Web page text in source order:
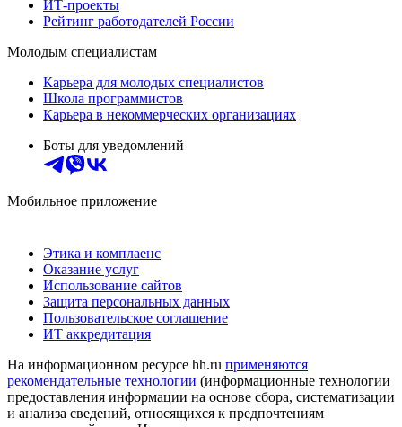
ИТ-проекты
Рейтинг работодателей России
Молодым специалистам
Карьера для молодых специалистов
Школа программистов
Карьера в некоммерческих организациях
Боты для уведомлений
Мобильное приложение
Этика и комплаенс
Оказание услуг
Использование сайтов
Защита персональных данных
Пользовательское соглашение
ИТ аккредитация
На информационном ресурсе hh.ru применяются
рекомендательные технологии (информационные технологии
предоставления информации на основе сбора, систематизации
и анализа сведений, относящихся к предпочтениям